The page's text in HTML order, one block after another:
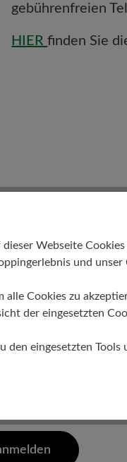
gebührenfreien
HIERfinden Sie
Webseite
und unser
alle Cookies zu
der eingesetzten
den eingesetzten